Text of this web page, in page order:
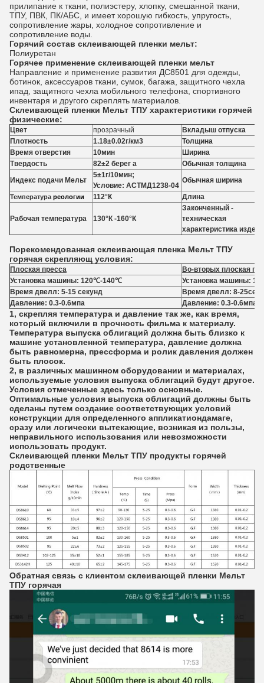
прилипание к ткани, полиэстеру, хлопку, смешанной ткани,
ТПУ, ПВК, ПК/АБС, и имеет хорошую гибкость, упругость,
сопротивление жары, холодное сопротивление и
сопротивление воды.
Горячий состав склеивающей пленки мельт:
Полиуретан
Горячее применение склеивающей пленки мельт
Направление и применение развития ДС8501 для одежды,
ботинок, аксессуаров ткани, сумок, багажа, защитного чехла
ипад, защитного чехла мобильного телефона, спортивного
инвентаря и другого скреплять материалов.
Склеивающей пленки Мельт ТПУ характеристики горячей
физические:
Цвет прозрачный
Вкладыш отпуска
Плотность
1.18±0.02г/км3
Толщина
Время отверстия
10мин
Ширина
Твердость
82±2 берег а
Обычная толщина
Индекс подачи Мельт
5±1г/10мин;
Условие: АСТМД1238-04
Обычная ширина
Температура реологии 112°К Длина
Рабочая температура 130°К -160°К
Законченный -
техническая
характеристика
Порекомендованная склеивающая пленка Мельт ТПУ
горячая скрепляющ условия:
Плоская пресса
Во-вторых плоская
Установка машины: 120℃-140℃
Установка машины:
Время двелл: 5-15 секунд
Время двелл: 8-
Давление: 0.3-0.6мпа
Давление: 0.3-0.6мпа
1, скрепляя температура и давление так же, как время,
который включили в прочность фильма к материалу.
Температура выпуска облигаций должна быть близко к
машине установленной температура, давление должна
быть равномерна, прессформа и ролик давления должен
быть плосок.
2, в различных машинном оборудовании и материалах,
используемые условия выпуска облигаций будут другое.
Условия отмеченные здесь только основные.
Оптимальные условия выпуска облигаций должны быть
сделаны путем создание соответствующих условий
конструкции для определенного аппликатиондамаге,
сразу или логически вытекающие, возникая из пользы,
неправильного использования или невозможности
использовать продукт.
Склеивающей пленки Мельт ТПУ продукты горячей
родственные
Обратная связь с клиентом склеивающей пленки Мельт
ТПУ горячая